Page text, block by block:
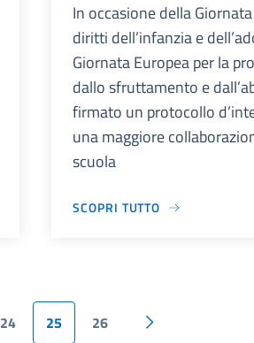
In occasione della
diritti dell’infanzia e
Giornata Europea per la
dallo sfruttamento e
firmato un protocollo
una maggiore
scuola
SCOPRI TUTTO
24 25 26